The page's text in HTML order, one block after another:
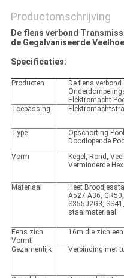
Productomschrijving
De flens verbond
de Gegalvaniseerde
Specificaties:
Producten
De flens
Elektromacht
Toepassing
Type
Opschorting
Doodlopende
Vorm
Kegel, Rond,
Verminderde
Materiaal
Heet
A527 A36,
S355J2G3,
staalmateriaal
Eens zich
Vormt
16m die zich
Gezamenlijk Verbinding met